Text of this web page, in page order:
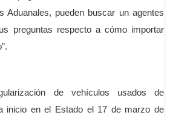
Aduanales, pueden buscar un agentes
preguntas respecto a cómo importar
de vehículos usados de
inicio en el Estado el 17 de marzo de